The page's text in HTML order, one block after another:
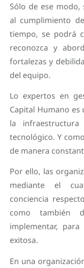
Sólo de ese
al cumplimiento
tiempo, se podrá
reconozca y
fortalezas y
del equipo.
Lo expertos en
Capital Humano
la
tecnológico. Y
de manera
Por ello, las
mediante el
conciencia
como también
implementar,
exitosa.
En una